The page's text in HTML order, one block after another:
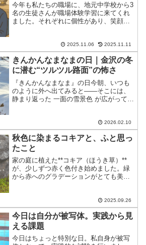
今年も私たちの職場に、地元中学校から3
名の生徒さんが職場体験学習に来てくれ
ました。それぞれに個性があり、笑顔が
初日は緊張した表情を見せていた3人も、
時間が経つにつれてど...
2025.11.06 2025.11.11
きんかんなまなまの日｜金沢の冬
に潜む“ツルツル路面”の怖さ
『きんかんなまなま』の日今朝、いつも
のように外へ出てみると――そこには、
静まり返った 一面の雪景色 が広がってい
えてきたのは「ツルッ、ツルッ……」と
いう、あまりうれしく...
2026.02.10
秋色に染まるコキアと、ふと思っ
たこと
家の庭に植えた**コキア（ほうき草）**
が、少しずつ赤く色付き始めました。緑
から赤へのグラデーションがとても美し
んなコキアを眺めていたとき、ふと、
「人の皮膚にも似ている...
2025.09.26
今日は自分が被写体。実践から見
える課題
今日はちょっと特別な日。私自身が被写